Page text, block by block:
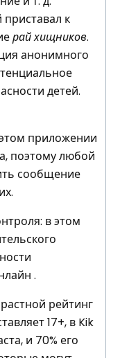
к
рай хищников.
анонимного
детей.
приложении
поэтому любой
сообщение
в этом
.
рейтинг
17+, в Kik
и 70% его